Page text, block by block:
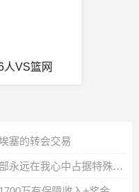
人VS篮网
塞的转会交易
迪奥曼德告别莱比锡：这家俱乐部永远在我心中占据特殊位置